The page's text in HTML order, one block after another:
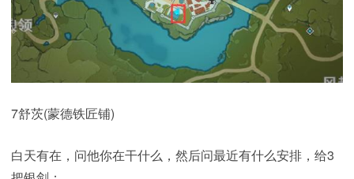
7舒茨(蒙德铁匠铺)
白天有在，问他你在干什么，然后问最近有什么安排，给3